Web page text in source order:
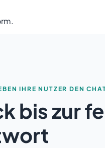
IHRE NUTZER DEN
bis zur